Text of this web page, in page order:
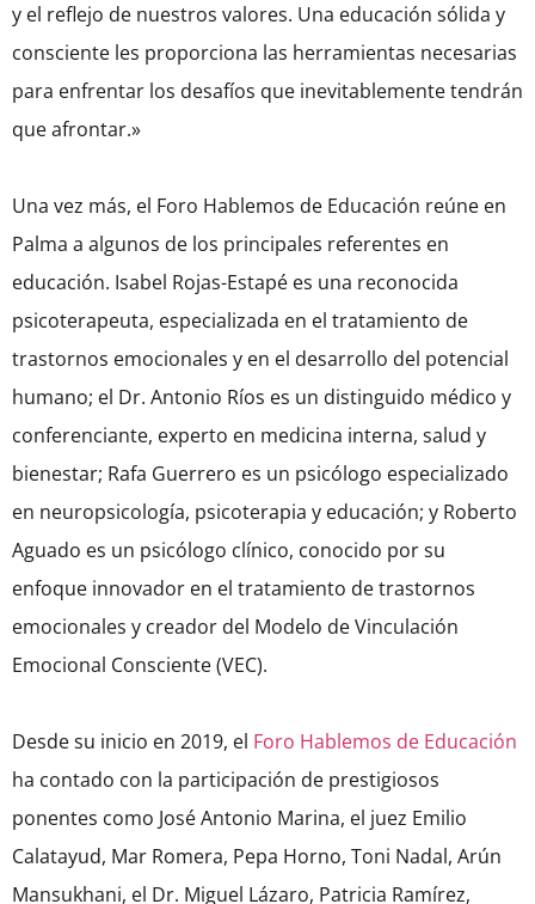
y el reflejo de nuestros valores. Una educación sólida y
consciente les proporciona las herramientas necesarias
para enfrentar los desafíos que inevitablemente tendrán
que afrontar.»
Una vez más, el Foro Hablemos de Educación reúne en
Palma a algunos de los principales referentes en
educación. Isabel Rojas-Estapé es una reconocida
psicoterapeuta, especializada en el tratamiento de
trastornos emocionales y en el desarrollo del potencial
humano; el Dr. Antonio Ríos es un distinguido médico y
conferenciante, experto en medicina interna, salud y
bienestar; Rafa Guerrero es un psicólogo especializado
en neuropsicología, psicoterapia y educación; y Roberto
Aguado es un psicólogo clínico, conocido por su
enfoque innovador en el tratamiento de trastornos
emocionales y creador del Modelo de Vinculación
Emocional Consciente (VEC).
Desde su inicio en 2019, el Foro Hablemos de Educación
ha contado con la participación de prestigiosos
ponentes como José Antonio Marina, el juez Emilio
Calatayud, Mar Romera, Pepa Horno, Toni Nadal, Arún
Mansukhani, el Dr. Miguel Lázaro, Patricia Ramírez,